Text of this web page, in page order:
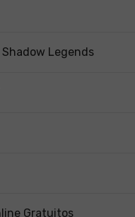
Shadow Legends
Gratuitos